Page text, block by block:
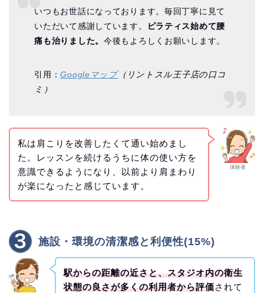
いつもお世話になっております。毎回丁寧に見て
いただいて感謝しています。
ピラティス始めて腰
痛も治りました。 今後もよろしくお願いします。
引用：Googleマップ（リントスル王子店の口コ
ミ）
体験者
私は肩こりを改善したくて通い始めまし
た。レッスンを続けるうちに体の使い方を
意識できるようになり、以前より肩まわり
が楽になったと感じています。
施設・環境の清潔感と利便性(15%)
駅からの距離の近さと、スタジオ内の衛生
状態の良さが多くの利用者から評価されて